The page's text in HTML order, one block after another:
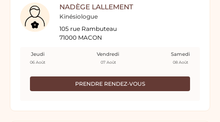
NADÈGE LALLEMENT
Kinésiologue
105 rue Rambuteau
71000 MACON
PRENDRE RENDEZ-VOUS
Jeudi
06 Août
Vendredi
07 Août
Samedi
08 Août